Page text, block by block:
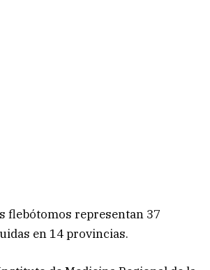
flebótomos representan 37
en 14 provincias.